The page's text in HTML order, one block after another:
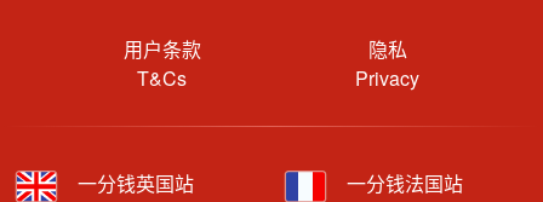
用户条款
T&Cs
隐私
Privacy
一分钱英国站 一分钱法国站